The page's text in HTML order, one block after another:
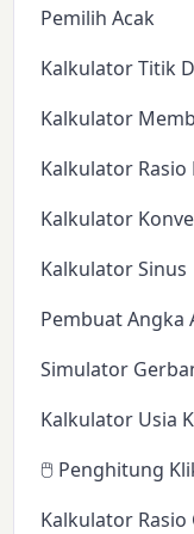
Pemilih Acak
Kalkulator Titik
Kalkulator
Kalkulator
Kalkulator
Kalkulator Sinus
Pembuat Angka
Simulator
Kalkulator Usia
🖱️ Penghitung
Kalkulator Rasio